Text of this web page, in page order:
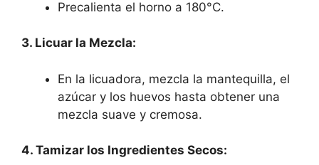
Precalienta el horno a 180°C.
3. Licuar la Mezcla:
En la licuadora, mezcla la mantequilla, el
azúcar y los huevos hasta obtener una
mezcla suave y cremosa.
4. Tamizar los Ingredientes Secos: